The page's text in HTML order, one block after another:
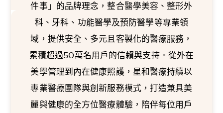
件事」的品牌理念，整合醫學美容、整形外
科、牙科、功能醫學及預防醫學等專業領
域，提供安全、多元且客製化的醫療服務，
累積超過50萬名用戶的信賴與支持。從外在
美學管理到內在健康照護，星和醫療持續以
專業醫療團隊與創新服務模式，打造兼具美
麗與健康的全方位醫療體驗，陪伴每位用戶